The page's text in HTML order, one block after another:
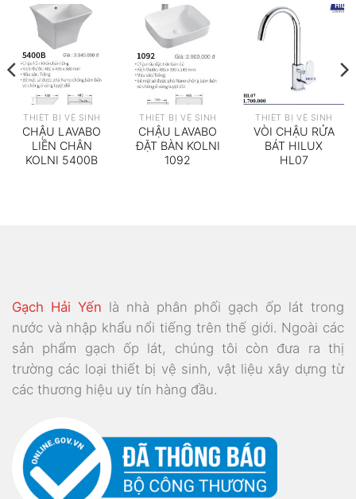
THIẾT BỊ VỆ SINH
CHẬU LAVABO
LIỀN CHÂN
KOLNI 5400B
THIẾT BỊ VỆ SINH
CHẬU LAVABO
ĐẶT BÀN KOLNI
1092
THIẾT BỊ VỆ SINH
VÒI CHẬU RỬA
BÁT HILUX
HL07
Gạch Hải Yến là nhà phân phối gạch ốp lát trong
nước và nhập khẩu nổi tiếng trên thế giới. Ngoài các
sản phẩm gạch ốp lát, chúng tôi còn đưa ra thị
trường các loại thiết bị vệ sinh, vật liệu xây dựng từ
các thương hiệu uy tín hàng đầu.